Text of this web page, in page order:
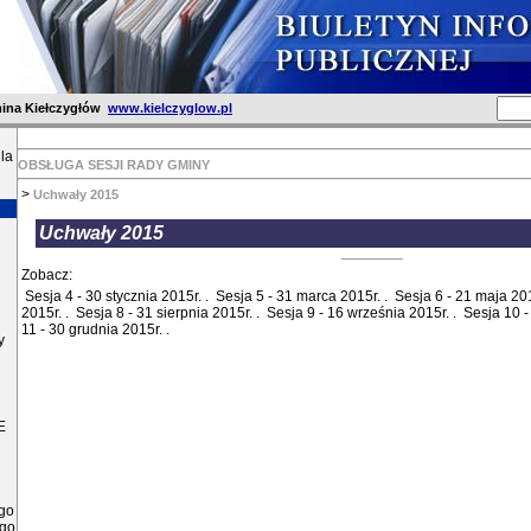
Kiełczygłów www.kielczyglow.pl
OBSŁUGA SESJI RADY GMINY
> Uchwały 2015
Uchwały 2015
Zobacz:
Sesja 4 - 30 stycznia 2015r. . Sesja 5 - 31 marca 2015r. . Sesja 6 - 21 maja
2015r. . Sesja 8 - 31 sierpnia 2015r. . Sesja 9 - 16 września 2015r. . Sesja 10
11 - 30 grudnia 2015r. .